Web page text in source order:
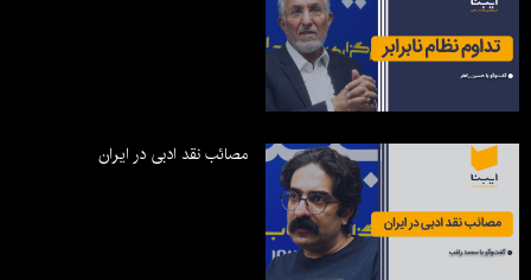
مصائب نقد ادبی در ایران